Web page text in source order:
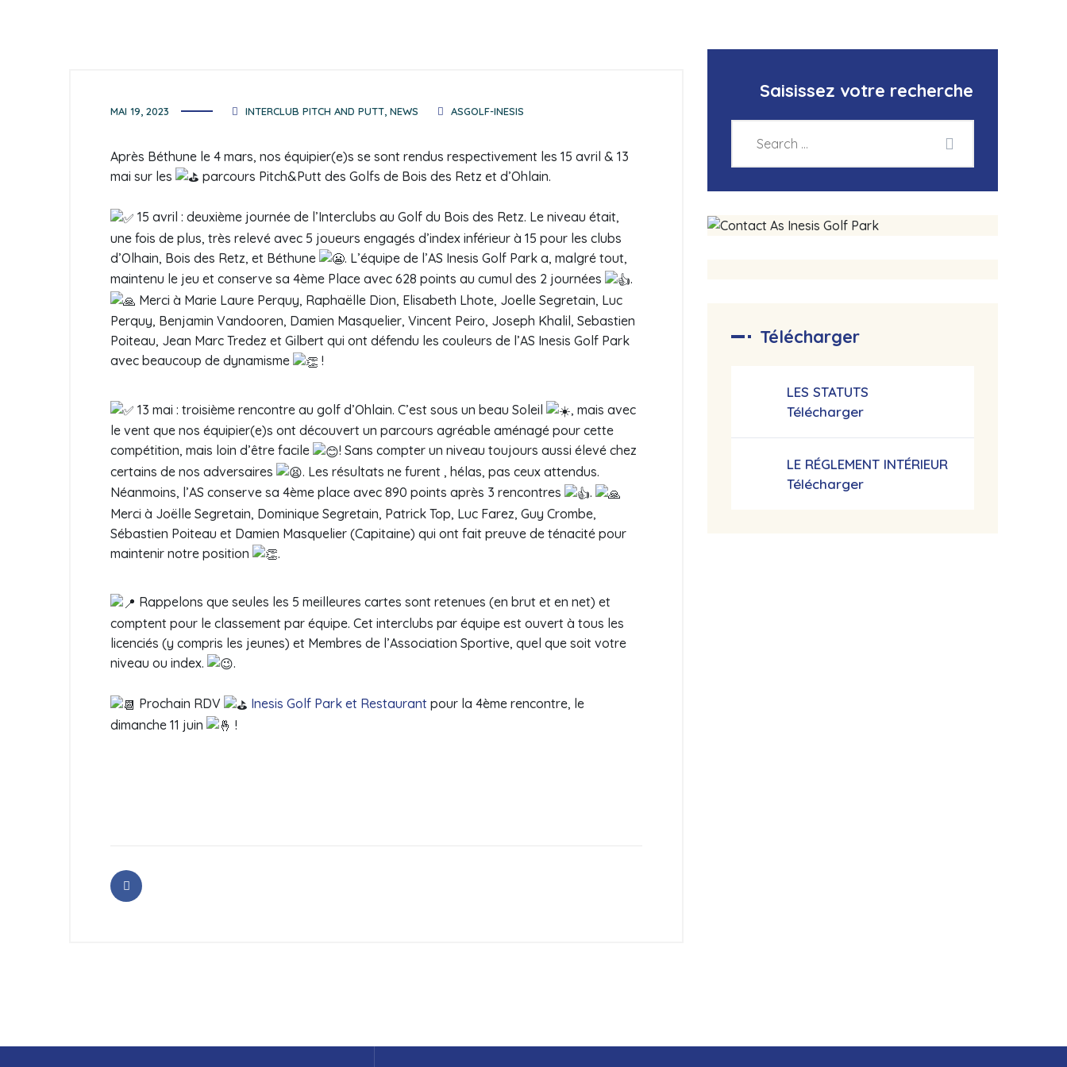
MAI 19, 2023 INTERCLUB PITCH AND PUTT,NEWS ASGOLF-INESIS
Après Béthune le 4 mars, nos équipier(e)s se sont rendus respectivement les 15 avril & 13
mai sur les
parcours Pitch&Putt des Golfs de Bois des Retz et d’Ohlain.
15 avril : deuxième journée de l’Interclubs au Golf du Bois des Retz. Le niveau était,
une fois de plus, très relevé avec 5 joueurs engagés d’index inférieur à 15 pour les clubs
d’Olhain, Bois des Retz, et Béthune
. L’équipe de l’AS Inesis Golf Park a, malgré tout,
maintenu le jeu et conserve sa 4ème Place avec 628 points au cumul des 2 journées
.
Merci à Marie Laure Perquy, Raphaëlle Dion, Elisabeth Lhote, Joelle Segretain, Luc
Perquy, Benjamin Vandooren, Damien Masquelier, Vincent Peiro, Joseph Khalil, Sebastien
Poiteau, Jean Marc Tredez et Gilbert qui ont défendu les couleurs de l’AS Inesis Golf Park
avec beaucoup de dynamisme
!
13 mai : troisième rencontre au golf d’Ohlain. C’est sous un beau Soleil
, mais avec
le vent que nos équipier(e)s ont découvert un parcours agréable aménagé pour cette
compétition, mais loin d’être facile
! Sans compter un niveau toujours aussi élevé chez
certains de nos adversaires
. Les résultats ne furent , hélas, pas ceux attendus.
Néanmoins, l’AS conserve sa 4ème place avec 890 points après 3 rencontres
.
Merci à Joëlle Segretain, Dominique Segretain, Patrick Top, Luc Farez, Guy Crombe,
Sébastien Poiteau et Damien Masquelier (Capitaine) qui ont fait preuve de ténacité pour
maintenir notre position
.
Rappelons que seules les 5 meilleures cartes sont retenues (en brut et en net) et
comptent pour le classement par équipe. Cet interclubs par équipe est ouvert à tous les
licenciés (y compris les jeunes) et Membres de l’Association Sportive, quel que soit votre
niveau ou index.
.
Prochain RDV Inesis Golf Park et Restaurant pour la 4ème rencontre, le
dimanche 11 juin
!
Saisissez votre recherche
Télécharger
LES STATUTS
Télécharger
LE RÉGLEMENT INTÉRIEUR
Télécharger